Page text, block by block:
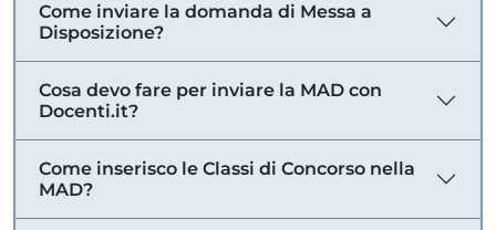
Come inviare la domanda di Messa a
Disposizione?
Cosa devo fare per inviare la MAD con
Docenti.it?
Come inserisco le Classi di Concorso nella
MAD?